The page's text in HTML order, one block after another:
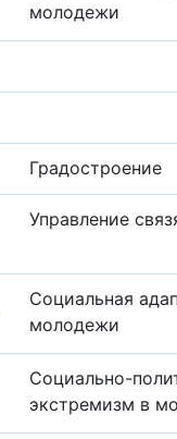
молодежи
Градостроение
Управление
Социальная
молодежи
Социально-
экстремизм в